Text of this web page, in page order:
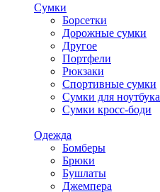
Сумки
Борсетки
Дорожные сумки
Другое
Портфели
Рюкзаки
Спортивные сумки
Сумки для ноутбука
Сумки кросс-боди
Одежда
Бомберы
Брюки
Бушлаты
Джемпера